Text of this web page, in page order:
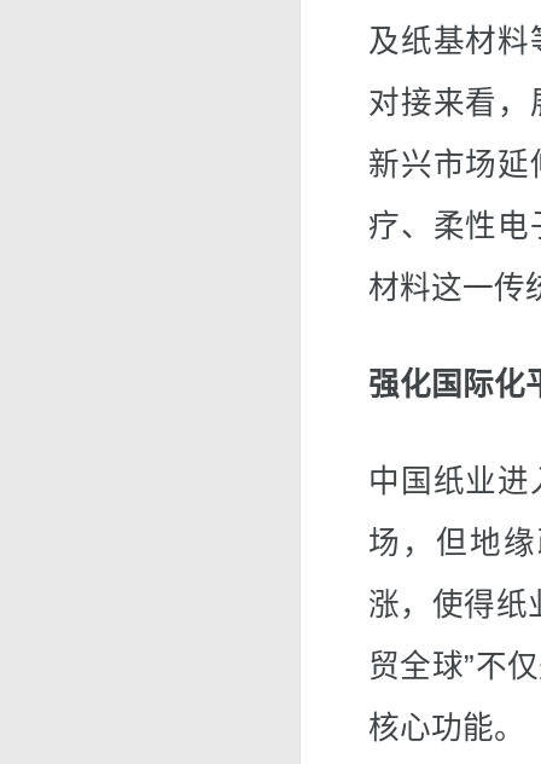
及纸基材
对接来看，
新兴市场延
疗、柔性电
材料这一传
强化国际化
中国纸业
场，但地
涨，使得纸
贸全球”不
核心功能。